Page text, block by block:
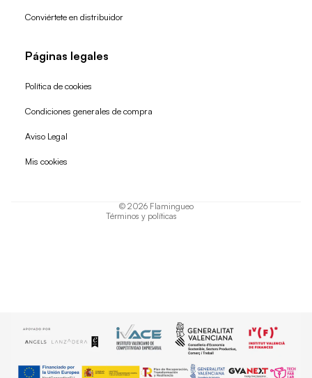
Conviértete en distribuidor
Páginas legales
Política de cookies
Condiciones generales de compra
Aviso Legal
Mis cookies
© 2026 Flamingueo
Términos y políticas